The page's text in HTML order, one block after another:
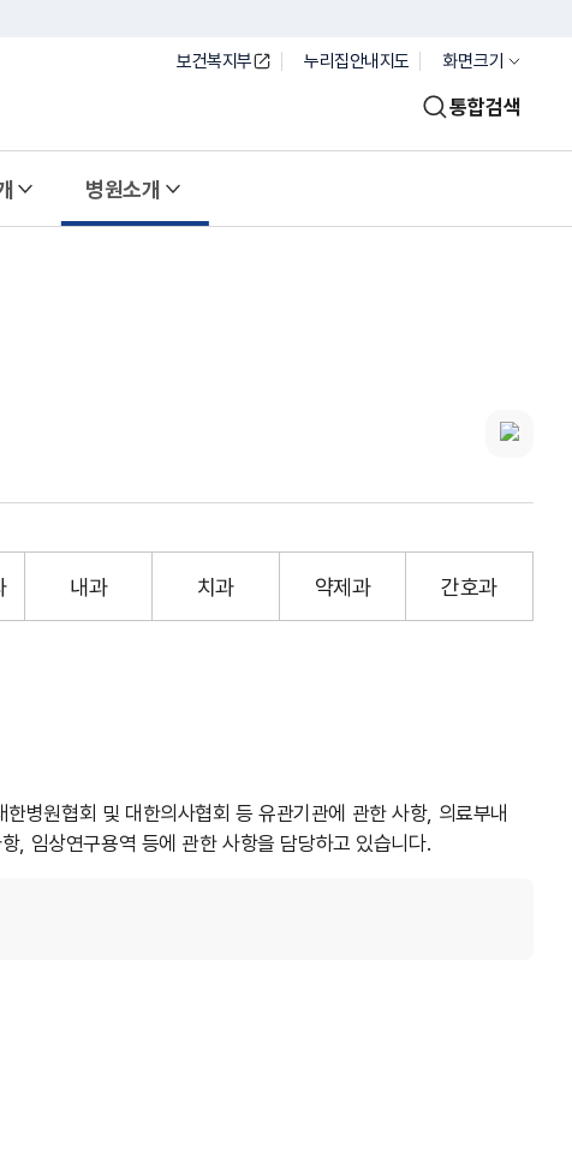
보건복지부
누리집안내지도 화면크기
통합검색
병원소개
내과 치과 약제과 간호과
병원협회 및 대한의사협회 등 유관기관에 관한 사항, 의료부내
, 임상연구용역 등에 관한 사항을 담당하고 있습니다.